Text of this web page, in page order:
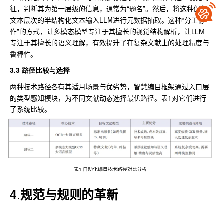
征，判断其为第一层级的信息，通常为“题名”。然后，将这种保留
文本层次的半结构化文本输入LLM进行元数据抽取。这种“分工协
作”的方式，让多模态模型专注于其擅长的视觉结构解析，让LLM
专注于其擅长的语义理解，有效提升了在复杂文献上的处理精度与
鲁棒性。
3.3 路径比较与选择
两种技术路径各有其适用场景与优劣势，智慧编目框架通过入口层
的类型感知模块，为不同文献动态选择最优路径。表1对它们进行
了系统比较。
表1 自动化编目技术路径对比分析
4.规范与规则的革新